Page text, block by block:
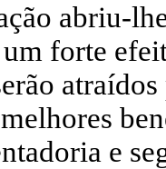
abriu-
forte
e